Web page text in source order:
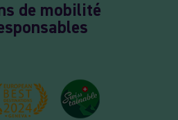
de mobilité